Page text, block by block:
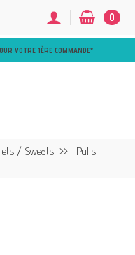
VOTRE 1ÈRE COMMANDE*
0
/ Sweats
Pulls